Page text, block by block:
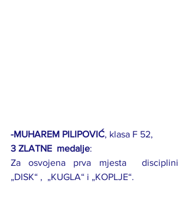
-MUHAREM PILIPOVIĆ, klasa F 52,
3 ZLATNE  medalje:
Za osvojena prva mjesta  disciplini
„DISK“ ,  „KUGLA“ i „KOPLJE“.